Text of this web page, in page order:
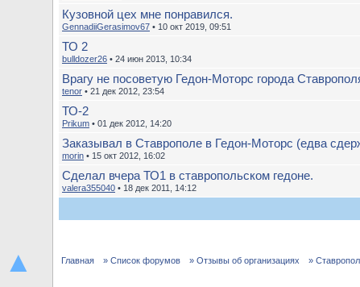
▲
Кузовной цех мне понравился.
GennadiiGerasimov67 • 10 окт 2019, 09:51
ТО 2
bulldozer26 • 24 июн 2013, 10:34
Врагу не посоветую Гедон-Моторс города
tenor • 21 дек 2012, 23:54
ТО-2
Prikum • 01 дек 2012, 14:20
Заказывал в Ставрополе в Гедон-Моторс (едва
morin • 15 окт 2012, 16:02
Сделал вчера ТО1 в ставропольском гедоне.
valera355040 • 18 дек 2011, 14:12
Главная » Список форумов » Отзывы об организациях »